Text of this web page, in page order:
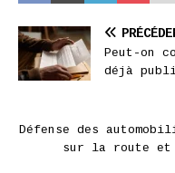
Peut-on
déjà
Défense des
sur la route